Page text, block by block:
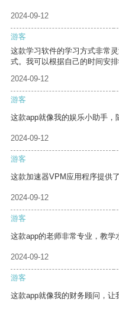
2024-09-12
游客
这款学习软件的学习方式非常
式。我可以根据自己的时间安排
2024-09-12
游客
这款app就像我的娱乐小助手，
2024-09-12
游客
这款加速器VPM应用程序提供
2024-09-12
游客
这款app的老师非常专业，教学
2024-09-12
游客
这款app就像我的财务顾问，让